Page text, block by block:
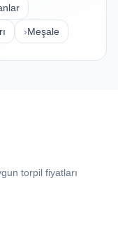
›Meşale
torpil fiyatları